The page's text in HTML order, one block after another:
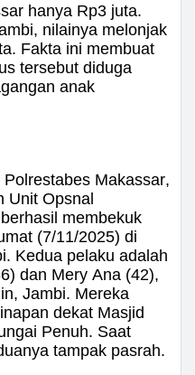
hanya Rp3 juta.
nilainya melonjak
Fakta ini membuat
tersebut diduga
anak
Makassar,
Unit Opsnal
membekuk
(7/11/2025) di
Kedua pelaku adalah
dan Mery Ana (42),
Jambi. Mereka
dekat Masjid
Penuh. Saat
tampak pasrah.